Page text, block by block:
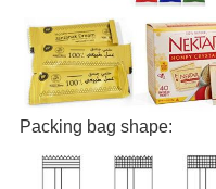
Packing bag shape: